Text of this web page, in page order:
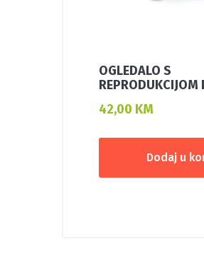
OGLEDALO S
REPRODUKCIJOM
42,00 KM
Dodaj u